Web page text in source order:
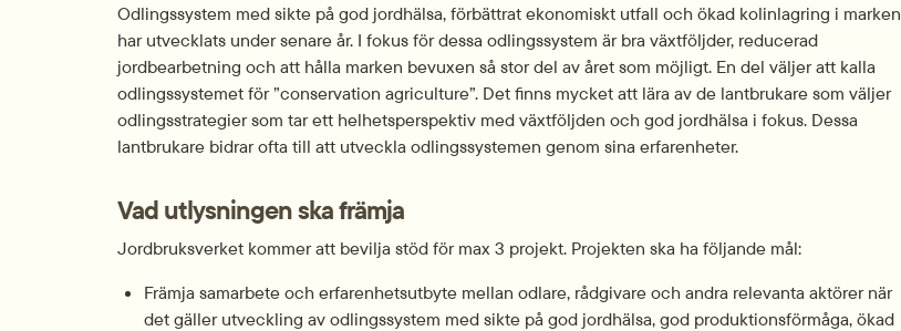
Odlingssystem med sikte på god jordhälsa, förbättrat ekonomiskt utfall och ökad kolinlagring i marken
har utvecklats under senare år. I fokus för dessa odlingssystem är bra växtföljder, reducerad
jordbearbetning och att hålla marken bevuxen så stor del av året som möjligt. En del väljer att kalla
odlingssystemet för ”conservation agriculture”. Det finns mycket att lära av de lantbrukare som väljer
odlingsstrategier som tar ett helhetsperspektiv med växtföljden och god jordhälsa i fokus. Dessa
lantbrukare bidrar ofta till att utveckla odlingssystemen genom sina erfarenheter.
Vad utlysningen ska främja
Jordbruksverket kommer att bevilja stöd för max 3 projekt. Projekten ska ha följande mål:
Främja samarbete och erfarenhetsutbyte mellan odlare, rådgivare och andra relevanta aktörer när
det gäller utveckling av odlingssystem med sikte på god jordhälsa, god produktionsförmåga, ökad